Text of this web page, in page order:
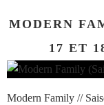
MODERN
17 ET
Modern Family //